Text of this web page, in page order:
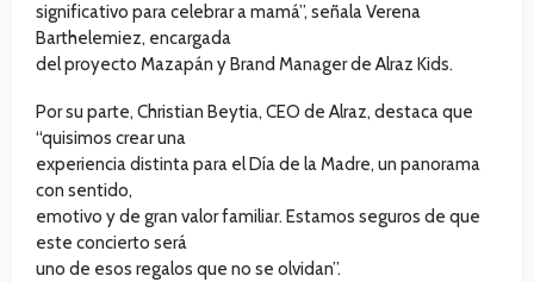
significativo para celebrar a mamá”, señala Verena
Barthelemiez, encargada
del proyecto Mazapán y Brand Manager de Alraz Kids.
Por su parte, Christian Beytia, CEO de Alraz, destaca que
“quisimos crear una
experiencia distinta para el Día de la Madre, un panorama
con sentido,
emotivo y de gran valor familiar. Estamos seguros de que
este concierto será
uno de esos regalos que no se olvidan”.